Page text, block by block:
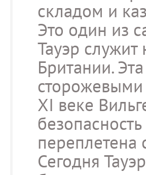
складом и
Это один из
Тауэр
Британии.
XI веке
переплетена
Сегодня